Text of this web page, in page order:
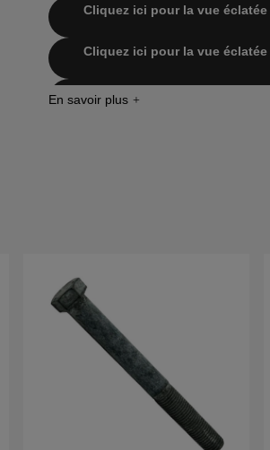
Cliquez ici pour la vue
Cliquez ici pour la vue
Cliquez ici pour la vue
Cliquez ici pour la vue
Cliquez ici pour la vue
Cliquez ici pour la vue
Cliquez ici pour la vue